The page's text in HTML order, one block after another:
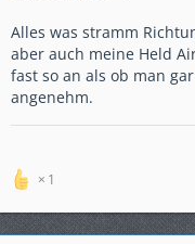
Alles was stramm
aber auch meine Held
fast so an als ob man
angenehm.
1